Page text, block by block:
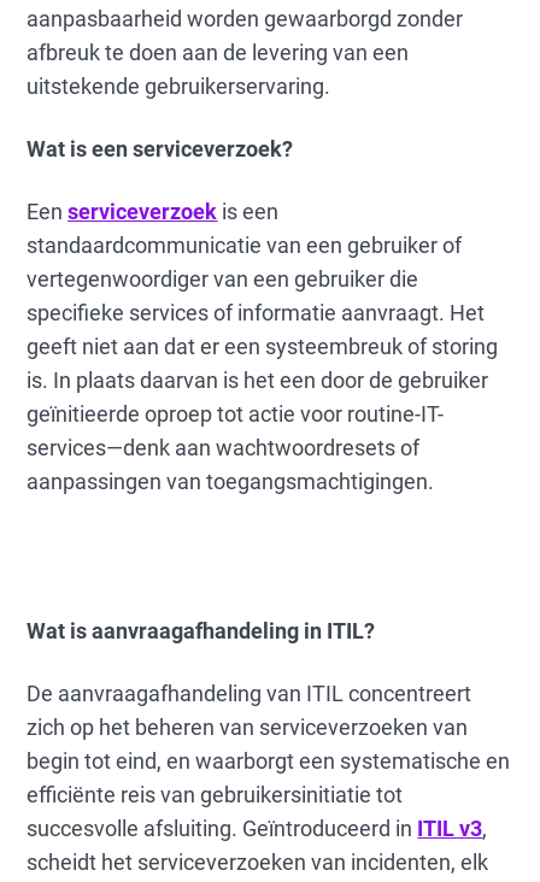
aanpasbaarheid worden gewaarborgd zonder
afbreuk te doen aan de levering van een
uitstekende gebruikerservaring.
Wat is een serviceverzoek?
Eenserviceverzoek is een
standaardcommunicatie van een gebruiker of
vertegenwoordiger van een gebruiker die
specifieke services of informatie aanvraagt. Het
geeft niet aan dat er een systeembreuk of storing
is. In plaats daarvan is het een door de gebruiker
geïnitieerde oproep tot actie voor routine-IT-
services—denk aan wachtwoordresets of
aanpassingen van toegangsmachtigingen.
Wat is aanvraagafhandeling in ITIL?
De aanvraagafhandeling van ITIL concentreert
zich op het beheren van serviceverzoeken van
begin tot eind, en waarborgt een systematische en
efficiënte reis van gebruikersinitiatie tot
succesvolle afsluiting. Geïntroduceerd in ITIL v3,
scheidt het serviceverzoeken van incidenten, elk